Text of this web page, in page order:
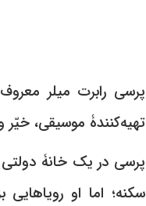
تهیه‌کنندۀ موسیقی،
پرسی در یک خانۀ دولتی
سکنه؛ اما او